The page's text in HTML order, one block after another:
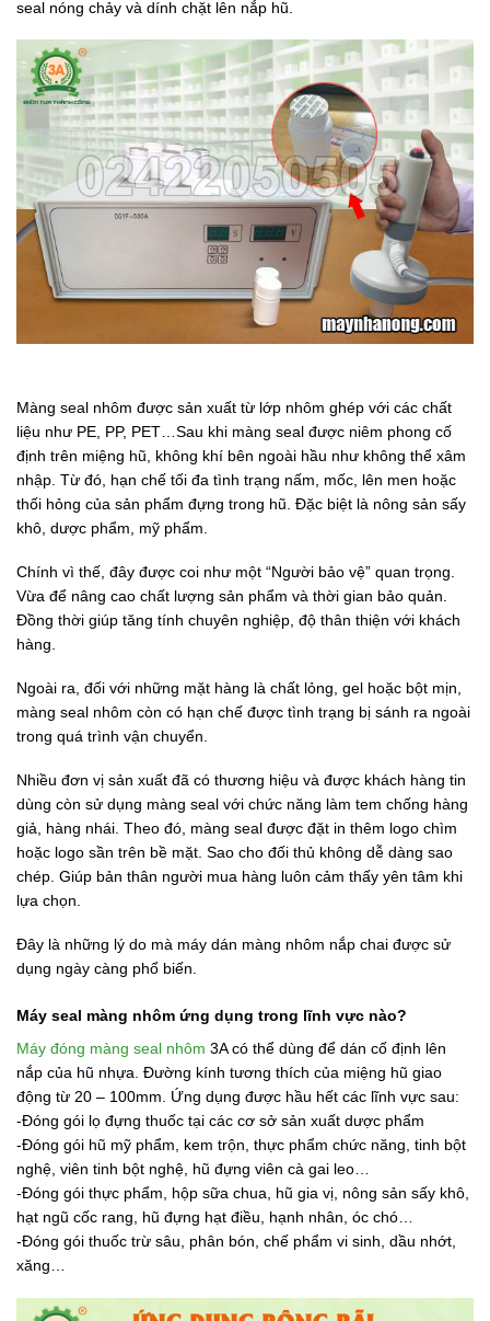
seal nóng chảy và dính chặt lên nắp hũ.
Màng seal nhôm được sản xuất từ lớp nhôm ghép với các chất
liệu như PE, PP, PET…Sau khi màng seal được niêm phong cố
định trên miệng hũ, không khí bên ngoài hầu như không thể xâm
nhập. Từ đó, hạn chế tối đa tình trạng nấm, mốc, lên men hoặc
thối hỏng của sản phẩm đựng trong hũ. Đặc biệt là nông sản sấy
khô, dược phẩm, mỹ phẩm.
Chính vì thế, đây được coi như một “Người bảo vệ” quan trọng.
Vừa để nâng cao chất lượng sản phẩm và thời gian bảo quản.
Đồng thời giúp tăng tính chuyên nghiệp, độ thân thiện với khách
hàng.
Ngoài ra, đối với những mặt hàng là chất lỏng, gel hoặc bột mịn,
màng seal nhôm còn có hạn chế được tình trạng bị sánh ra ngoài
trong quá trình vận chuyển.
Nhiều đơn vị sản xuất đã có thương hiệu và được khách hàng tin
dùng còn sử dụng màng seal với chức năng làm tem chống hàng
giả, hàng nhái. Theo đó, màng seal được đặt in thêm logo chìm
hoặc logo sần trên bề mặt. Sao cho đối thủ không dễ dàng sao
chép. Giúp bản thân người mua hàng luôn cảm thấy yên tâm khi
lựa chọn.
Đây là những lý do mà máy dán màng nhôm nắp chai được sử
dụng ngày càng phổ biến.
Máy seal màng nhôm ứng dụng trong lĩnh vực nào?
Máy đóng màng seal nhôm 3A có thể dùng để dán cố định lên
nắp của hũ nhựa. Đường kính tương thích của miệng hũ giao
động từ 20 – 100mm. Ứng dụng được hầu hết các lĩnh vực sau:
-Đóng gói lọ đựng thuốc tại các cơ sở sản xuất dược phẩm
-Đóng gói hũ mỹ phẩm, kem trộn, thực phẩm chức năng, tinh bột
nghệ, viên tinh bột nghệ, hũ đựng viên cà gai leo…
-Đóng gói thực phẩm, hộp sữa chua, hũ gia vị, nông sản sấy khô,
hạt ngũ cốc rang, hũ đựng hạt điều, hạnh nhân, óc chó…
-Đóng gói thuốc trừ sâu, phân bón, chế phẩm vi sinh, dầu nhớt,
xăng…